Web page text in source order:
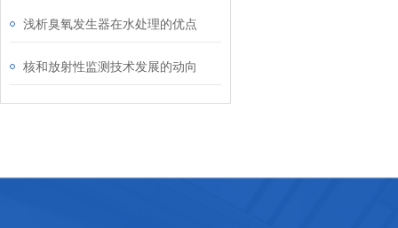
浅析臭氧发生器在水处理的优点
核和放射性监测技术发展的动向